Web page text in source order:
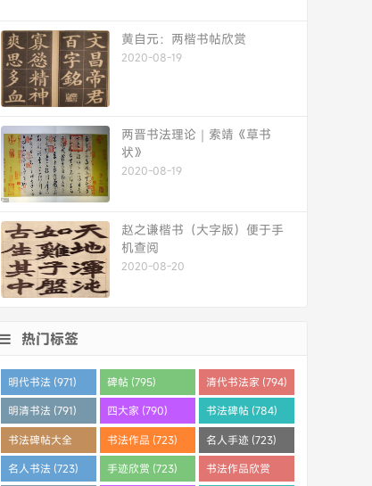
黄自元：两楷书帖欣赏
2020-08-19
两晋书法理论｜索靖《草书
状》
2020-08-19
赵之谦楷书（大字版）便于手
机查阅
2020-08-20
热门标签
明代书法 (971) 碑帖 (795) 清代书法家 (794)
明清书法 (791) 四大家 (790) 书法碑帖 (784)
书法碑帖大全
(784)
书法作品 (723) 名人手迹 (723)
名人书法 (723) 手迹欣赏 (723)
书法作品欣赏